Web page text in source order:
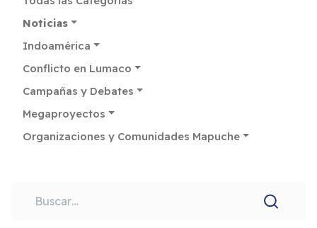
Noticias
Indoamérica
Conflicto en Lumaco
Campañas y Debates
Megaproyectos
Organizaciones y Comunidades Mapuche